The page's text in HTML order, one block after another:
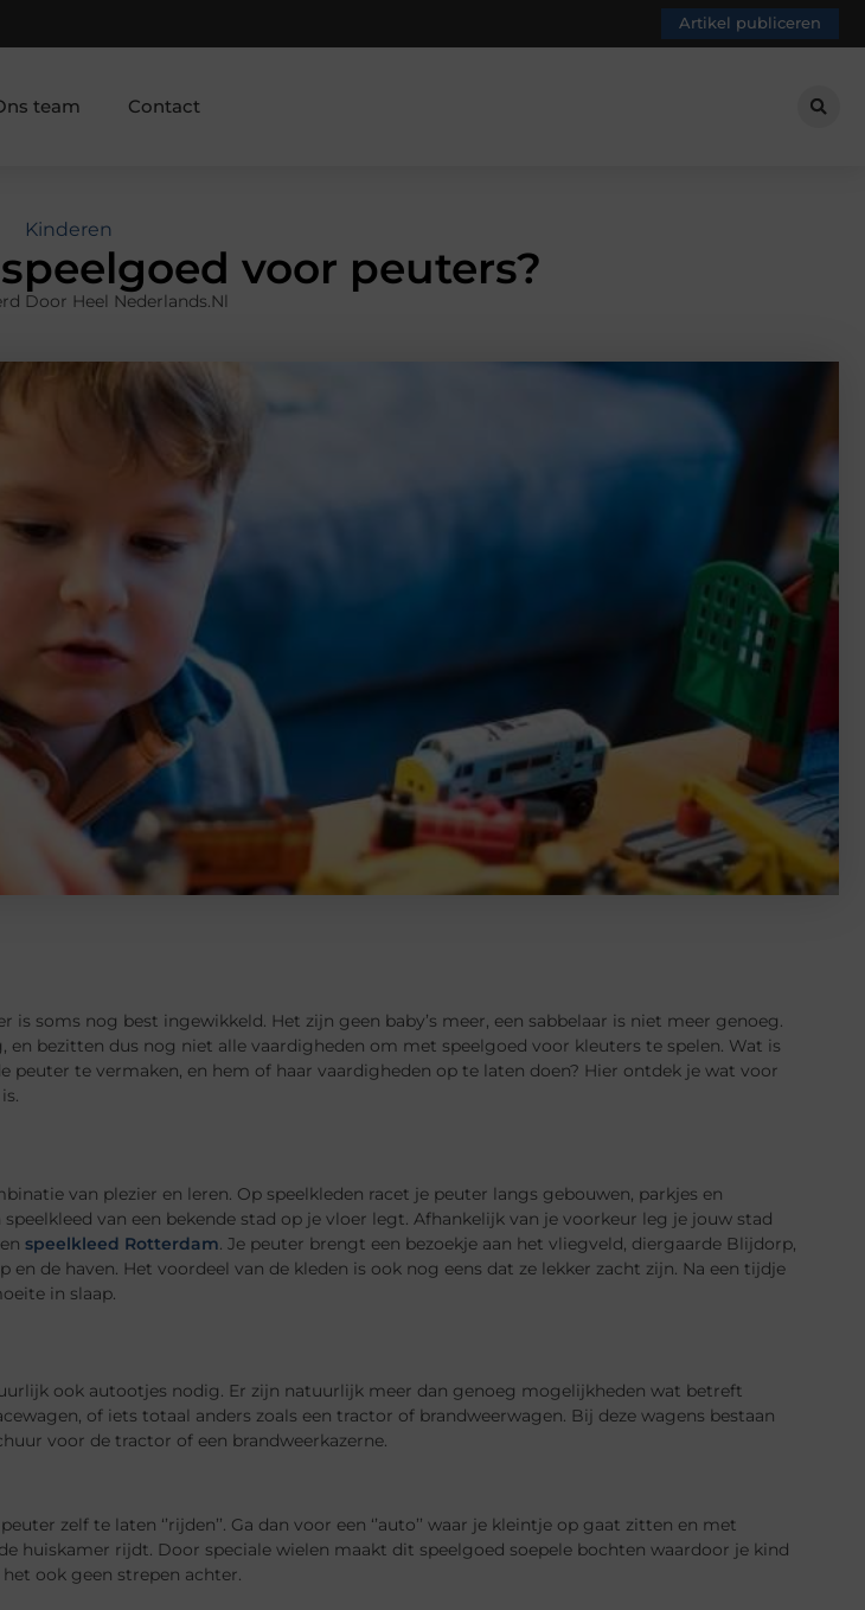
Artikel publiceren
team Contact
Kinderen
voor peuters?
Door Heel Nederlands.nl
is soms nog best ingewikkeld. Het zijn geen baby’s meer, een sabbelaar is niet meer genoeg.
en bezitten dus nog niet alle vaardigheden om met speelgoed voor kleuters te spelen. Wat is
peuter te vermaken, en hem of haar vaardigheden op te laten doen? Hier ontdek je wat voor
van plezier en leren. Op speelkleden racet je peuter langs gebouwen, parkjes en
van een bekende stad op je vloer legt. Afhankelijk van je voorkeur leg je jouw stad
speelkleed Rotterdam. Je peuter brengt een bezoekje aan het vliegveld, diergaarde Blijdorp,
en de haven. Het voordeel van de kleden is ook nog eens dat ze lekker zacht zijn. Na een tijdje
in slaap.
ook autootjes nodig. Er zijn natuurlijk meer dan genoeg mogelijkheden wat betreft
of iets totaal anders zoals een tractor of brandweerwagen. Bij deze wagens bestaan
voor de tractor of een brandweerkazerne.
zelf te laten ‘’rijden’’. Ga dan voor een ‘’auto’’ waar je kleintje op gaat zitten en met
huiskamer rijdt. Door speciale wielen maakt dit speelgoed soepele bochten waardoor je kind
ook geen strepen achter.